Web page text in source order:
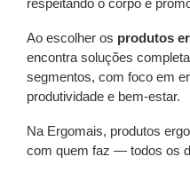
respeitando o corpo e
Ao escolher os produtos
encontra soluções
segmentos, com foco em
produtividade e bem-estar.
Na Ergomais, produtos
com quem faz — todos os